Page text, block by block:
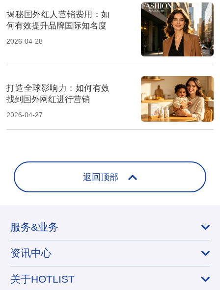
揭秘国外红人营销费用：如
何有效提升品牌国际知名度
2026-04-28
打造全球影响力：如何有效
找到国外网红进行营销
2026-04-27
返回顶部
服务&业务
资讯中心
关于HOTLIST